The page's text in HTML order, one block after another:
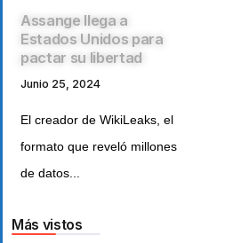
Assange llega a
Estados Unidos para
pactar su libertad
Junio 25, 2024
El creador de WikiLeaks, el
formato que reveló millones
de datos...
Más vistos